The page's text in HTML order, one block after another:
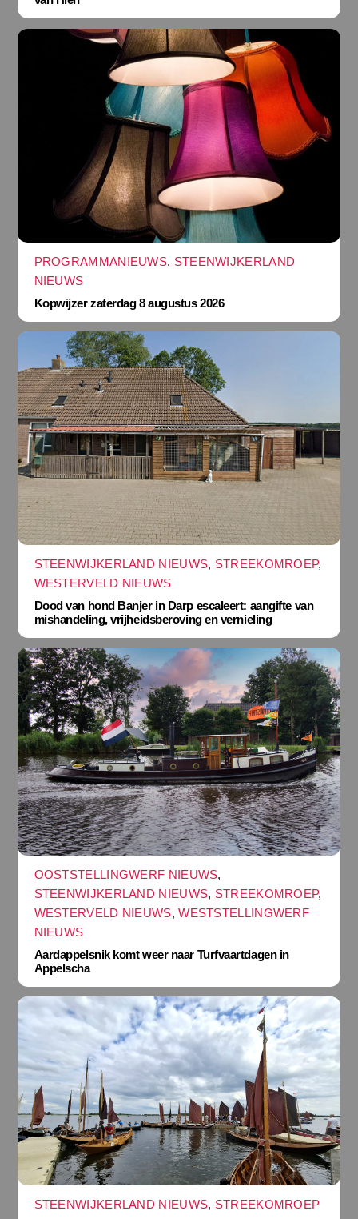
PROGRAMMANIEUWS, STEENWIJKERLAND
NIEUWS
Kopwijzer zaterdag 8 augustus 2026
STEENWIJKERLAND NIEUWS, STREEKOMROEP,
WESTERVELD NIEUWS
Dood van hond Banjer in Darp escaleert: aangifte van
mishandeling, vrijheidsberoving en vernieling
OOSTSTELLINGWERF NIEUWS,
STEENWIJKERLAND NIEUWS, STREEKOMROEP,
WESTERVELD NIEUWS,WESTSTELLINGWERF
NIEUWS
Aardappelsnik komt weer naar Turfvaartdagen in
Appelscha
STEENWIJKERLAND NIEUWS, STREEKOMROEP